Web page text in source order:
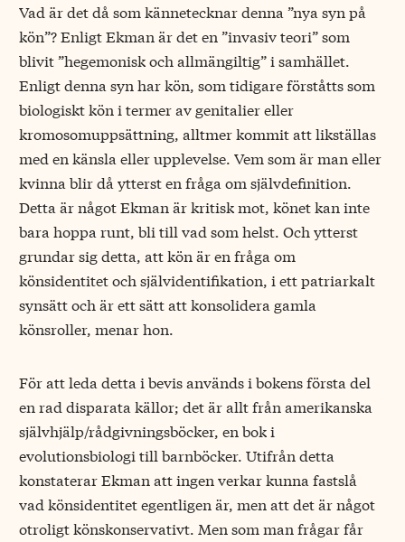
Vad är det då som kännetecknar denna ”nya syn på
kön”? Enligt Ekman är det en ”invasiv teori” som
blivit ”hegemonisk och allmängiltig” i samhället.
Enligt denna syn har kön, som tidigare förståtts som
biologiskt kön i termer av genitalier eller
kromosomuppsättning, alltmer kommit att likställas
med en känsla eller upplevelse. Vem som är man eller
kvinna blir då ytterst en fråga om självdefinition.
Detta är något Ekman är kritisk mot, könet kan inte
bara hoppa runt, bli till vad som helst. Och ytterst
grundar sig detta, att kön är en fråga om
könsidentitet och självidentifikation, i ett patriarkalt
synsätt och är ett sätt att konsolidera gamla
könsroller, menar hon.
För att leda detta i bevis används i bokens första del
en rad disparata källor; det är allt från amerikanska
självhjälp/rådgivningsböcker, en bok i
evolutionsbiologi till barnböcker. Utifrån detta
konstaterar Ekman att ingen verkar kunna fastslå
vad könsidentitet egentligen är, men att det är något
otroligt könskonservativt. Men som man frågar får